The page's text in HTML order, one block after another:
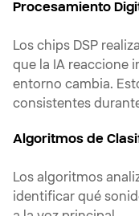
Procesamiento
Los chips DSP
que la IA reaccione
entorno cambia.
consistentes
Algoritmos de
Los algoritmos
identificar qué